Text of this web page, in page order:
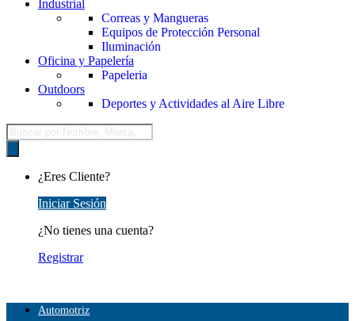
Industrial
Correas y Mangueras
Equipos de Protección Personal
Iluminación
Oficina y Papelería
Papeleria
Outdoors
Deportes y Actividades al Aire Libre
Búsqueda
de
productos
¿Eres Cliente?
Iniciar Sesión
¿No tienes una cuenta?
Registrar
Automotriz